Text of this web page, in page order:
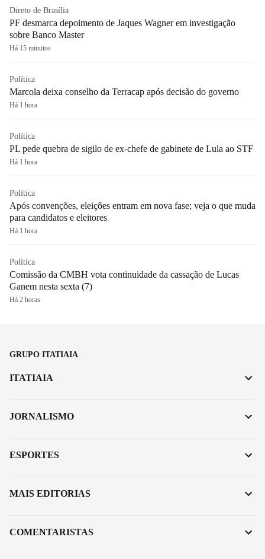
Direto de Brasília
PF desmarca depoimento de Jaques Wagner em investigação
sobre Banco Master
Há 15 minutos
Política
Marcola deixa conselho da Terracap após decisão do governo
Há 1 hora
Política
PL pede quebra de sigilo de ex-chefe de gabinete de Lula ao STF
Há 1 hora
Política
Após convenções, eleições entram em nova fase; veja o que muda
para candidatos e eleitores
Há 1 hora
Política
Comissão da CMBH vota continuidade da cassação de Lucas
Ganem nesta sexta (7)
Há 2 horas
GRUPO ITATIAIA
ITATIAIA
JORNALISMO
ESPORTES
MAIS EDITORIAS
COMENTARISTAS